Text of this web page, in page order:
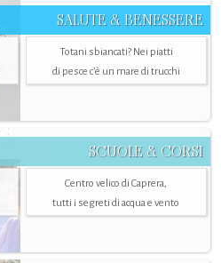
SALUTE & BENESSERE
Totani sbiancati? Nei piatti
di pesce c'è un mare di trucchi
SCUOLE & CORSI
Centro velico di Caprera,
tutti i segreti di acqua e vento